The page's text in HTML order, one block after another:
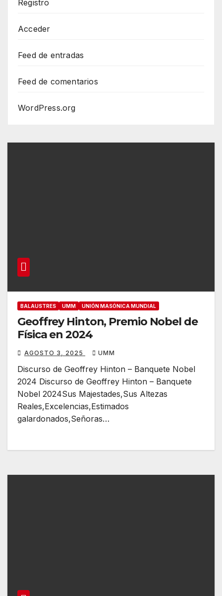
Registro
Acceder
Feed de entradas
Feed de comentarios
WordPress.org
BALAUSTRES UMM UNIÓN MASÓNICA MUNDIAL
Geoffrey Hinton, Premio Nobel de
Física en 2024
AGOSTO 3, 2025 UMM
Discurso de Geoffrey Hinton – Banquete Nobel
2024 Discurso de Geoffrey Hinton – Banquete
Nobel 2024Sus Majestades,Sus Altezas
Reales,Excelencias,Estimados
galardonados,Señoras…